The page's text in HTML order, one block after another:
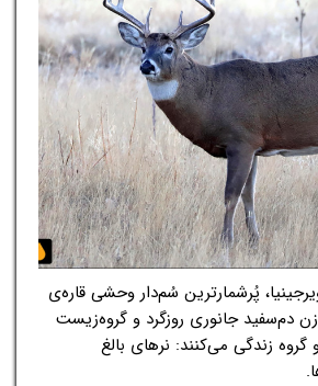
پُرشمارترین سُم‌دار وحشی قاره‌ی
دم‌سفید جانوری روزگرد و گروه‌زیست
زندگی می‌کنند: نرهای بالغ